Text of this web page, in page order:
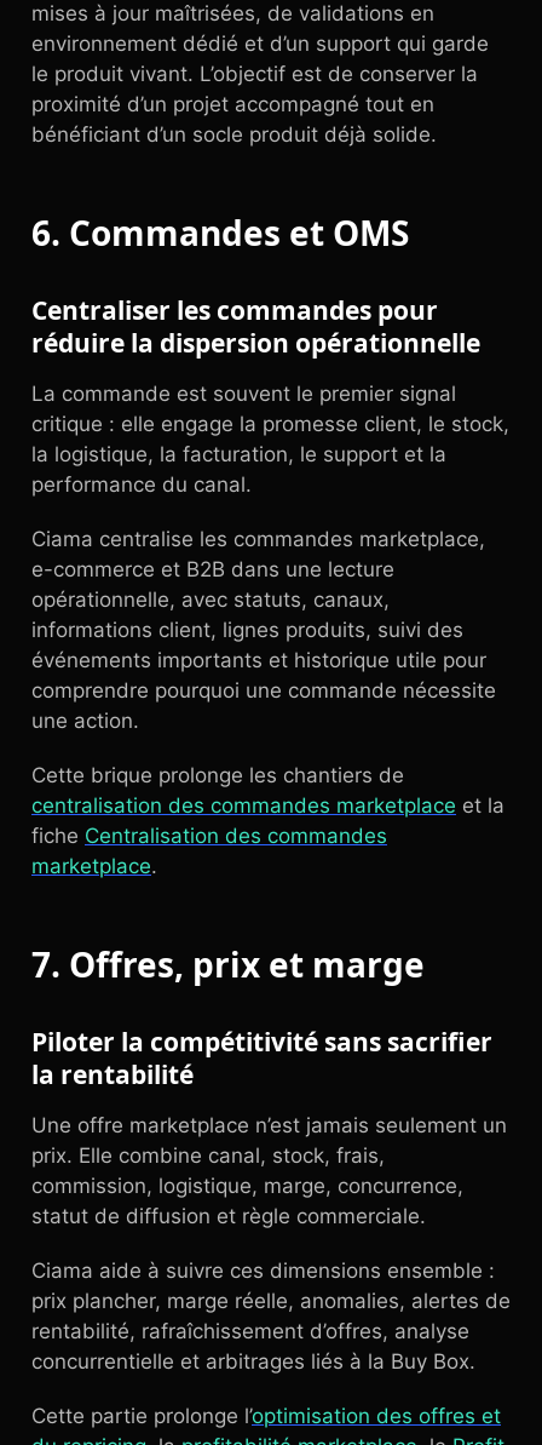
mises à jour maîtrisées, de validations en
environnement dédié et d’un support qui garde
le produit vivant. L’objectif est de conserver la
proximité d’un projet accompagné tout en
bénéficiant d’un socle produit déjà solide.
6. Commandes et OMS
Centraliser les commandes pour
réduire la dispersion opérationnelle
La commande est souvent le premier signal
critique : elle engage la promesse client, le stock,
la logistique, la facturation, le support et la
performance du canal.
Ciama centralise les commandes marketplace,
e-commerce et B2B dans une lecture
opérationnelle, avec statuts, canaux,
informations client, lignes produits, suivi des
événements importants et historique utile pour
comprendre pourquoi une commande nécessite
une action.
Cette brique prolonge les chantiers de
centralisation des commandes marketplace et la
fiche Centralisation des commandes
marketplace.
7. Offres, prix et marge
Piloter la compétitivité sans sacrifier
la rentabilité
Une offre marketplace n’est jamais seulement un
prix. Elle combine canal, stock, frais,
commission, logistique, marge, concurrence,
statut de diffusion et règle commerciale.
Ciama aide à suivre ces dimensions ensemble :
prix plancher, marge réelle, anomalies, alertes de
rentabilité, rafraîchissement d’offres, analyse
concurrentielle et arbitrages liés à la Buy Box.
Cette partie prolonge l’optimisation des offres et